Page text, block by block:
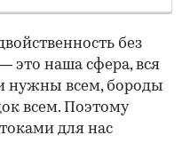
без
наша сфера, вся
нужны всем, бороды
всем. Поэтому
для нас